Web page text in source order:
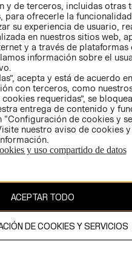
COOKIES
LIBRO DE
protegido por copyright y es
AB.
y de terceros, incluidas otras
para ofrecerle la
su experiencia de usuario,
en nuestros sitios web,
y a través de plataformas
información sobre el
acepta y está de acuerdo
con terceros, como
requeridas”, se
entrega de contenido y
“Configuración de cookies y
nuestro aviso de cookies
y uso compartido de datos
ACEPTAR TODO
DE COOKIES Y SERVICIOS